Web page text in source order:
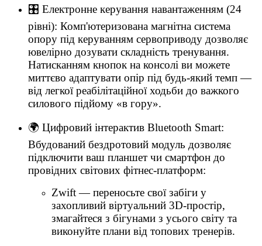
🎛️ Електронне керування навантаженням (24
рівні): Комп'ютеризована магнітна система
опору під керуванням сервоприводу дозволяє
ювелірно дозувати складність тренування.
Натисканням кнопок на консолі ви можете
миттєво адаптувати опір під будь-який темп —
від легкої реабілітаційної ходьби до важкого
силового підйому «в гору».
🌍 Цифровий інтерактив Bluetooth Smart:
Вбудований бездротовий модуль дозволяє
підключити ваш планшет чи смартфон до
провідних світових фітнес-платформ:
Zwift — переносьте свої забіги у
захопливий віртуальний 3D-простір,
змагайтеся з бігунами з усього світу та
виконуйте плани від топових тренерів.